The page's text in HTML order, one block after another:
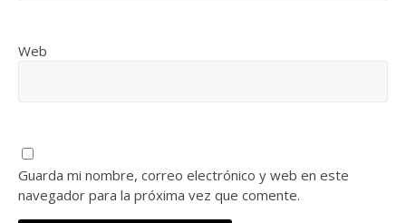
Web
Guarda mi nombre, correo electrónico y web en este
navegador para la próxima vez que comente.